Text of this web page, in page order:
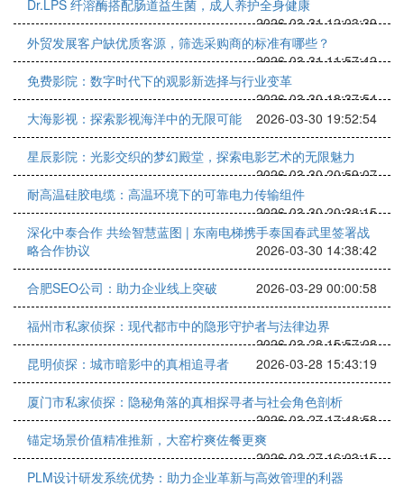
Dr.LPS 纤溶酶搭配肠道益生菌，成人养护全身健康
2026-03-31 12:03:39
外贸发展客户缺优质客源，筛选采购商的标准有哪些？
2026-03-31 11:57:42
免费影院：数字时代下的观影新选择与行业变革
2026-03-30 18:37:54
大海影视：探索影视海洋中的无限可能
2026-03-30 19:52:54
星辰影院：光影交织的梦幻殿堂，探索电影艺术的无限魅力
2026-03-30 20:59:07
耐高温硅胶电缆：高温环境下的可靠电力传输组件
2026-03-30 20:38:15
深化中泰合作 共绘智慧蓝图 | 东南电梯携手泰国春武里签署战
略合作协议
2026-03-30 14:38:42
合肥SEO公司：助力企业线上突破 2026-03-29 00:00:58
福州市私家侦探：现代都市中的隐形守护者与法律边界
2026-03-28 15:57:08
昆明侦探：城市暗影中的真相追寻者
2026-03-28 15:43:19
厦门市私家侦探：隐秘角落的真相探寻者与社会角色剖析
2026-03-27 17:48:58
锚定场景价值精准推新，大窑柠爽佐餐更爽
2026-03-27 16:03:15
PLM设计研发系统优势：助力企业革新与高效管理的利器